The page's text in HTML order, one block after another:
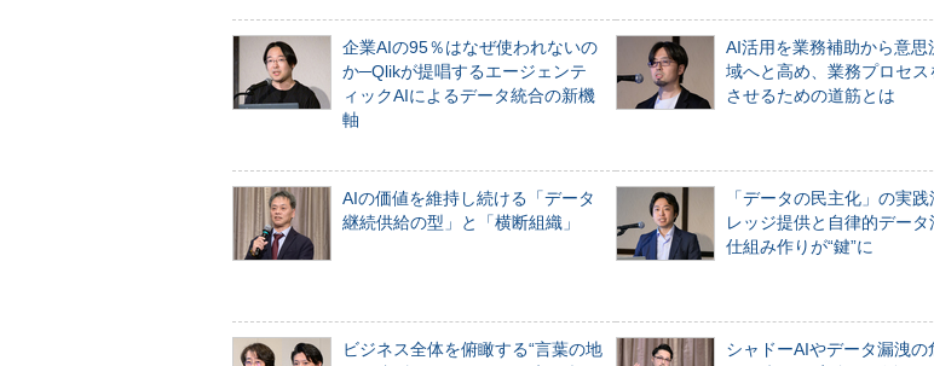
企業AIの95％はなぜ使われないの
か─Qlikが提唱するエージェンテ
ィックAIによるデータ統合の新機
軸
AI活用を業務補助から意思
域へと高め、業務プロセス
させるための道筋とは
AIの価値を維持し続ける「データ
継続供給の型」と「横断組織」
「データの民主化」の実
レッジ提供と自律的データ
仕組み作りが“鍵”に
ビジネス全体を俯瞰する“言葉の地
シャドーAIやデータ漏洩の